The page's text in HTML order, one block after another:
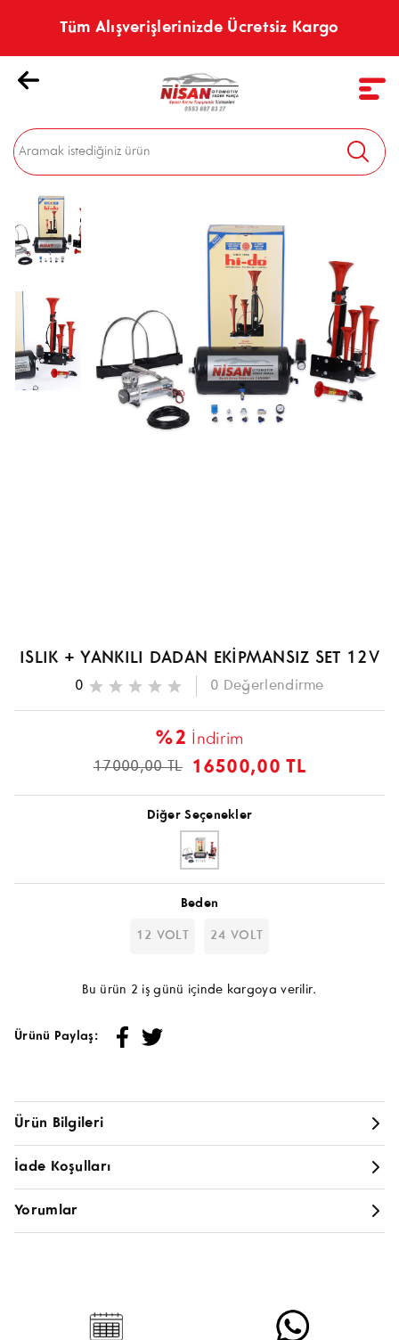
Tüm Alışverişlerinizde Ücretsiz Kargo
ISLIK + YANKILI DADAN EKİPMANSIZ SET 12V
0 0 Değerlendirme
%2 İndirim
17000,00 TL 16500,00 TL
Diğer Seçenekler
Beden
12 VOLT 24 VOLT
Bu ürün 2 iş günü içinde kargoya verilir.
Ürünü Paylaş:
Ürün Bilgileri
ISLIK KORNA YANKILI DADAN KORNA
KOMPRESÖR
20 LİTRE TANK
İade Koşulları
Yorumlar
Bu ürün için toplam0yorum yapılmıştır. Yorum yapabilmeniz